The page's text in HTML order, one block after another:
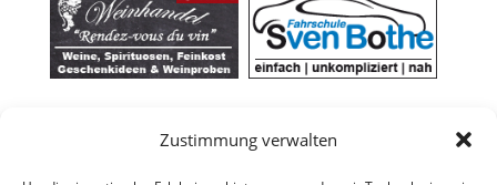
Zustimmung verwalten